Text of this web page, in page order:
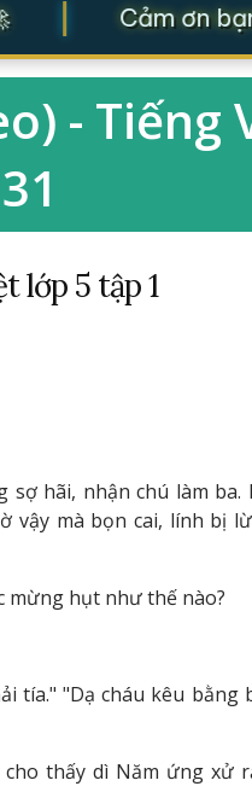
Cảm ơn
- Tiếng
lớp 5 tập 1
sợ hãi, nhận chú làm ba.
vậy mà bọn cai, lính bị
mừng hụt như thế nào?
tía." "Dạ cháu kêu bằng
thấy dì Năm ứng xử